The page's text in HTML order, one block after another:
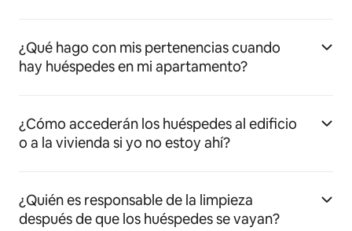
¿Qué hago con mis pertenencias cuando
hay huéspedes en mi apartamento?
¿Cómo accederán los huéspedes al edificio
o a la vivienda si yo no estoy ahí?
¿Quién es responsable de la limpieza
después de que los huéspedes se vayan?